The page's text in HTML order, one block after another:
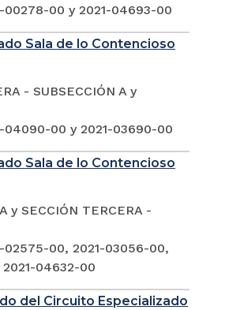
00278-00 y 2021-04693-00
Sala de lo Contencioso
- SUBSECCIÓN A y
04090-00 y 2021-03690-00
Sala de lo Contencioso
y SECCIÓN TERCERA -
02575-00, 2021-03056-00,
04632-00
del Circuito Especializado